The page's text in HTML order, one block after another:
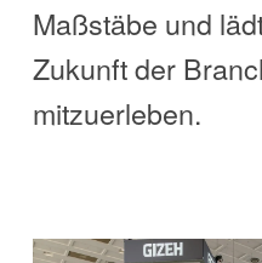
Maßstäbe und
Zukunft der
mitzuerleben.